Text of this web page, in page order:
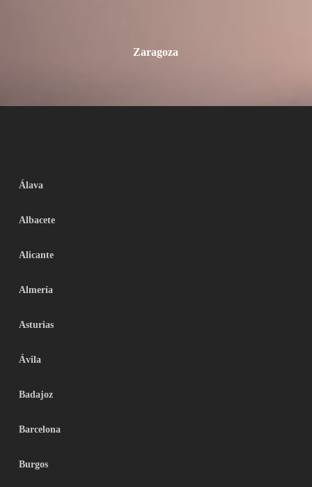
Zaragoza
Álava
Albacete
Alicante
Almería
Asturias
Ávila
Badajoz
Barcelona
Burgos